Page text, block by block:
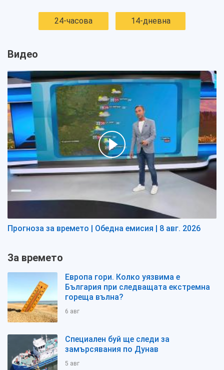
24-часова 14-дневна
Видео
Прогноза за времето | Обедна емисия | 8 авг. 2026
За времето
Европа гори. Колко уязвима е
България при следващата екстремна
гореща вълна?
6 авг
Специален буй ще следи за
замърсявания по Дунав
5 авг